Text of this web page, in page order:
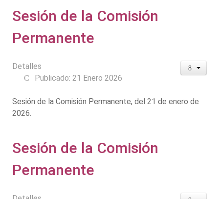
Sesión de la Comisión
Permanente
Detalles
Publicado: 21 Enero 2026
Sesión de la Comisión Permanente, del 21 de enero de
2026.
Sesión de la Comisión
Permanente